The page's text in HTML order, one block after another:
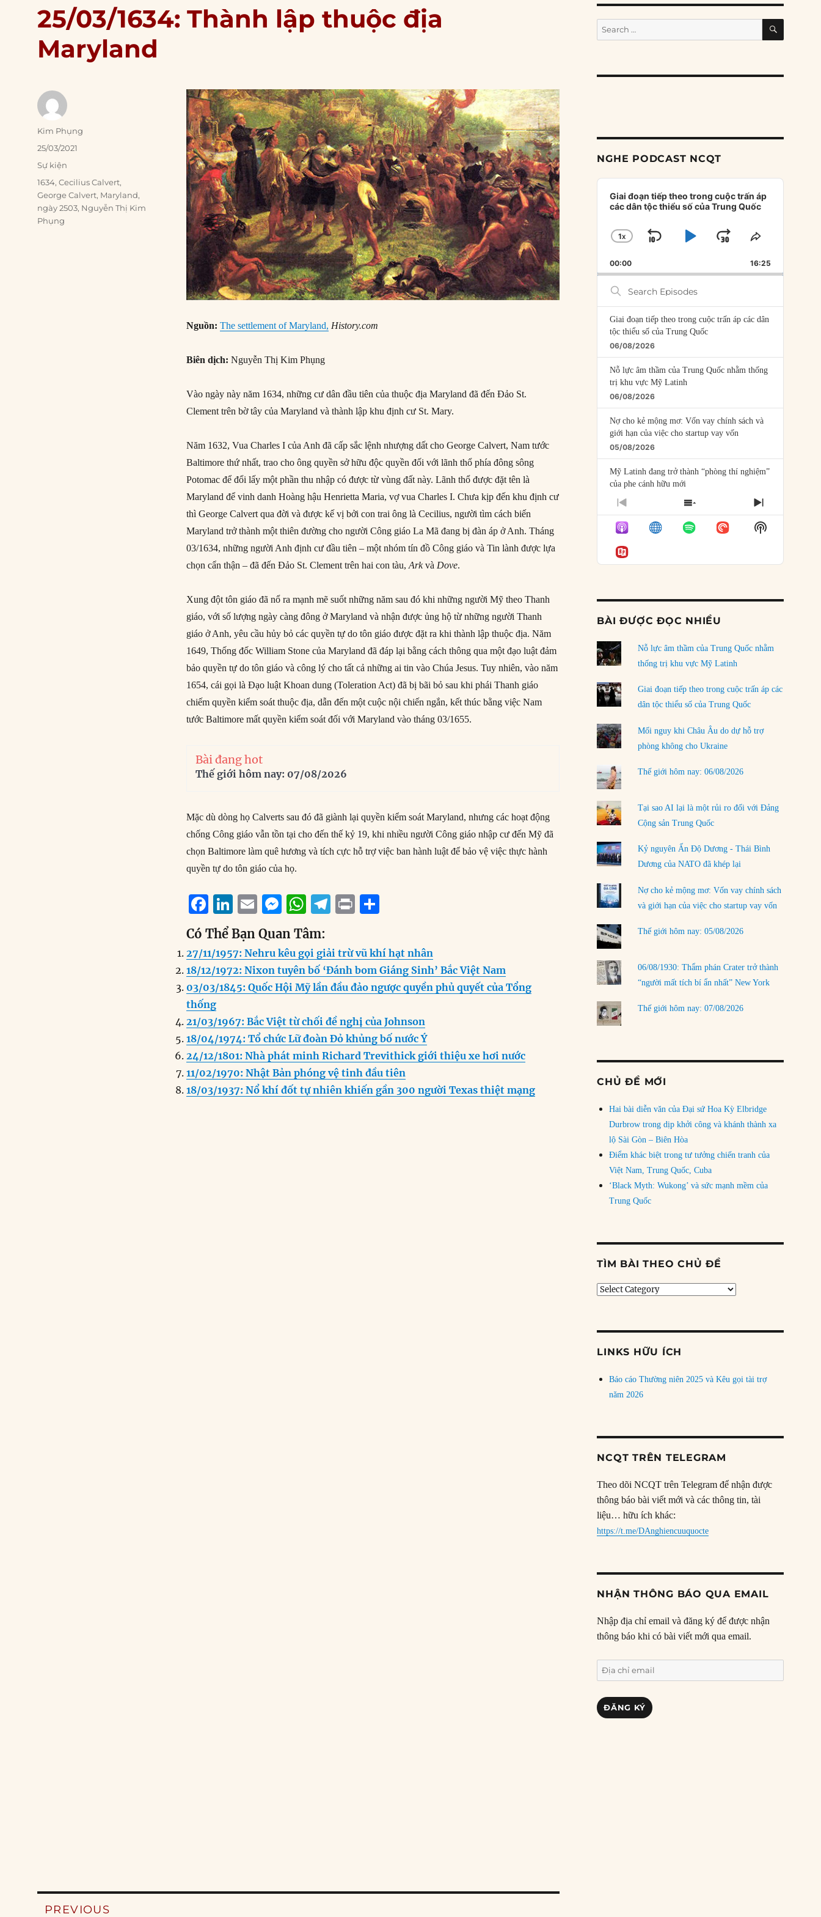
25/03/1634: Thành lập thuộc địa
Maryland
Nguồn: The settlement of Maryland, History.com
Biên dịch: Nguyễn Thị Kim Phụng
Vào ngày này năm 1634, những cư dân đầu tiên của thuộc địa Maryland đã đến Đảo St.
Clement trên bờ tây của Maryland và thành lập khu định cư St. Mary.
Năm 1632, Vua Charles I của Anh đã cấp sắc lệnh nhượng dất cho George Calvert, Nam tước
Baltimore thứ nhất, trao cho ông quyền sở hữu độc quyền đối với lãnh thổ phía đông sông
Potomac để đổi lấy một phần thu nhập có được từ vùng đất này. Lãnh thổ được đặt tên là
Maryland để vinh danh Hoàng hậu Henrietta Maria, vợ vua Charles I. Chưa kịp đến khu định cư
thì George Calvert qua đời và được kế vị bởi con trai ông là Cecilius, người tìm cách biến
Maryland trở thành một thiên đường cho người Công giáo La Mã đang bị đàn áp ở Anh. Tháng
03/1634, những người Anh định cư đầu tiên – một nhóm tín đồ Công giáo và Tin lành được lựa
chọn cẩn thận – đã đến Đảo St. Clement trên hai con tàu,Arkvà Dove.
Xung đột tôn giáo đã nổ ra mạnh mẽ suốt những năm sau đó khi những người Mỹ theo Thanh
giáo, với số lượng ngày càng đông ở Maryland và nhận được ủng hộ từ những người Thanh
giáo ở Anh, yêu cầu hủy bỏ các quyền tự do tôn giáo được đặt ra khi thành lập thuộc địa. Năm
1649, Thống đốc William Stone của Maryland đã đáp lại bằng cách thông qua một đạo luật đảm
bảo quyền tự do tôn giáo và công lý cho tất cả những ai tin vào Chúa Jesus. Tuy nhiên, vào năm
1654, cái gọi là Đạo luật Khoan dung (Toleration Act) đã bị bãi bỏ sau khi phái Thanh giáo
chiếm quyền kiểm soát thuộc địa, dẫn đến một cuộc nội chiến ngắn, kết thúc bằng việc Nam
tước Baltimore mất quyền kiểm soát đối với Maryland vào tháng 03/1655.
Bài đang hot
Thế giới hôm nay: 07/08/2026
Mặc dù dòng họ Calverts sau đó đã giành lại quyền kiểm soát Maryland, nhưng các hoạt động
chống Công giáo vẫn tồn tại cho đến thế kỷ 19, khi nhiều người Công giáo nhập cư đến Mỹ đã
chọn Baltimore làm quê hương và tích cực hỗ trợ việc ban hành luật để bảo vệ việc thực hành
quyền tự do tôn giáo của họ.
F
a
c
e
b
o
o
k
Li
n
k
e
d
I
n
E
m
ai
l
M
ss
e
n
g
er
W
h
at
s
A
p
p
T
e
g
r
a
m
P
n
t
a
re
Có Thể Bạn Quan Tâm:
27/11/1957: Nehru kêu gọi giải trừ vũ khí hạt nhân
18/12/1972: Nixon tuyên bố ‘Đánh bom Giáng Sinh’ Bắc Việt Nam
03/03/1845: Quốc Hội Mỹ lần đầu đảo ngược quyền phủ quyết của Tổng
thống
21/03/1967: Bắc Việt từ chối đề nghị của Johnson
18/04/1974: Tổ chức Lữ đoàn Đỏ khủng bố nước Ý
24/12/1801: Nhà phát minh Richard Trevithick giới thiệu xe hơi nước
11/02/1970: Nhật Bản phóng vệ tinh đầu tiên
18/03/1937: Nổ khí đốt tự nhiên khiến gần 300 người Texas thiệt mạng
Author
Kim Phụng
Posted
25/03/2021
Categories
Sự kiện
Tags
1634,Cecilius Calvert,
George Calvert, Maryland,
ngày 2503, Nguyễn Thị Kim
Phụng
Post
PREVIOUS
Search
for:
SEARCH
NGHE PODCAST NCQT
Audio
Player
Giai đoạn tiếp theo trong cuộc trấn áp
các dân tộc thiểu số của Trung Quốc
CHANGE
RATE
1X
SKIP
BACKWARD
PLAYJUMP
FORWARD
SHARE
EPISODE
00:00 16:25
Search
Episodes
Giai đoạn tiếp theo trong cuộc trấn áp các dân
tộc thiểu số của Trung Quốc
06/08/2026
Nỗ lực âm thầm của Trung Quốc nhằm thống
trị khu vực Mỹ Latinh
06/08/2026
Nợ cho kẻ mộng mơ: Vốn vay chính sách và
giới hạn của việc cho startup vay vốn
05/08/2026
Mỹ Latinh đang trở thành “phòng thí nghiệm”
của phe cánh hữu mới
04/08/2026
Tại sao Trung Quốc phủ nhận cuộc gặp với
Ngoại trưởng Nhật Bản?
04/08/2026
03/08/2026
Đặt cược vào thất bại: Các quỹ đầu tư mạo
rủi ro
02/08/2026
Làm thế nào để kết thúc Chiến tranh Iran?
01/08/2026
Chiến lược kế tiếp của Bắc Kinh ở Biển Đông
31/07/2026
Trật tự thế giới mới: Các nước nhỏ sẽ luôn
phải chịu đựng?
30/07/2026
LOAD MORE
PREVIOUS
EPISODE
SHOW
EPISODES
LIST
NEXT
EPISODE
Show
Podcast
BÀI ĐƯỢC ĐỌC NHIỀU
Nỗ lực âm thầm của Trung Quốc nhằm
thống trị khu vực Mỹ Latinh
Giai đoạn tiếp theo trong cuộc trấn áp các
dân tộc thiểu số của Trung Quốc
Mối nguy khi Châu Âu do dự hỗ trợ
phòng không cho Ukraine
Thế giới hôm nay: 06/08/2026
Tại sao AI lại là một rủi ro đối với Đảng
Cộng sản Trung Quốc
Kỷ nguyên Ấn Độ Dương - Thái Bình
Dương của NATO đã khép lại
Nợ cho kẻ mộng mơ: Vốn vay chính sách
và giới hạn của việc cho startup vay vốn
Thế giới hôm nay: 05/08/2026
06/08/1930: Thẩm phán Crater trở thành
“người mất tích bí ẩn nhất” New York
Thế giới hôm nay: 07/08/2026
CHỦ ĐỀ MỚI
Hai bài diễn văn của Đại sứ Hoa Kỳ Elbridge
Durbrow trong dịp khởi công và khánh thành xa
lộ Sài Gòn – Biên Hòa
Điểm khác biệt trong tư tưởng chiến tranh của
Việt Nam, Trung Quốc, Cuba
‘Black Myth: Wukong’ và sức mạnh mềm của
Trung Quốc
TÌM BÀI THEO CHỦ ĐỀ
Tìm
chủ
LINKS HỮU ÍCH
Báo cáo Thường niên 2025 và Kêu gọi tài trợ
năm 2026
NCQT TRÊN TELEGRAM
Theo dõi NCQT trên Telegram để nhận được
thông báo bài viết mới và các thông tin, tài
liệu… hữu ích khác:
https://t.me/DAnghiencuuquocte
NHẬN THÔNG BÁO QUA EMAIL
Nhập địa chỉ email và đăng ký để được nhận
thông báo khi có bài viết mới qua email.
Địa
chỉ
email
ĐĂNG KÝ